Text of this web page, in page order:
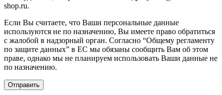
shop.ru.
Если Вы считаете, что Ваши персональные данные
используются не по назначению, Вы имеете право обратиться
с жалобой в надзорный орган. Согласно “Общему регламенту
по защите данных” в ЕС мы обязаны сообщить Вам об этом
праве, однако мы не планируем использовать Ваши данные не
по назначению.
Отправить